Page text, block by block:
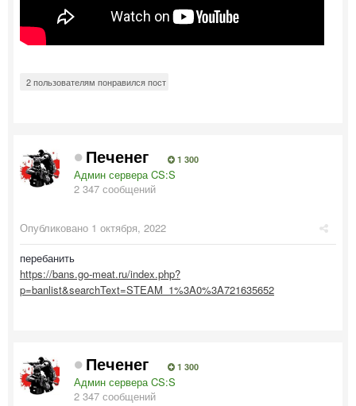
2 пользователям понравился пост
Печенег 1 300
Админ сервера CS:S
2 347 сообщений
Опубликовано 1 октября, 2022
перебанить
https://bans.go-meat.ru/index.php?
p=banlist&searchText=STEAM_1%3A0%3A721635652
Печенег 1 300
Админ сервера CS:S
2 347 сообщений